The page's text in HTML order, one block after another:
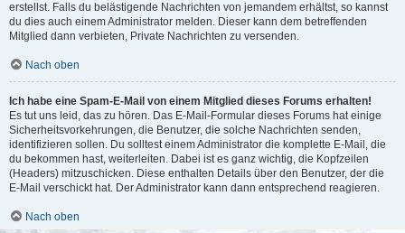
erstellst. Falls du belästigende Nachrichten von jemandem erhältst, so kannst
du dies auch einem Administrator melden. Dieser kann dem betreffenden
Mitglied dann verbieten, Private Nachrichten zu versenden.
Nach oben
Ich habe eine Spam-E-Mail von einem Mitglied dieses Forums erhalten!
Es tut uns leid, das zu hören. Das E-Mail-Formular dieses Forums hat einige
Sicherheitsvorkehrungen, die Benutzer, die solche Nachrichten senden,
identifizieren sollen. Du solltest einem Administrator die komplette E-Mail, die
du bekommen hast, weiterleiten. Dabei ist es ganz wichtig, die Kopfzeilen
(Headers) mitzuschicken. Diese enthalten Details über den Benutzer, der die
E-Mail verschickt hat. Der Administrator kann dann entsprechend reagieren.
Nach oben